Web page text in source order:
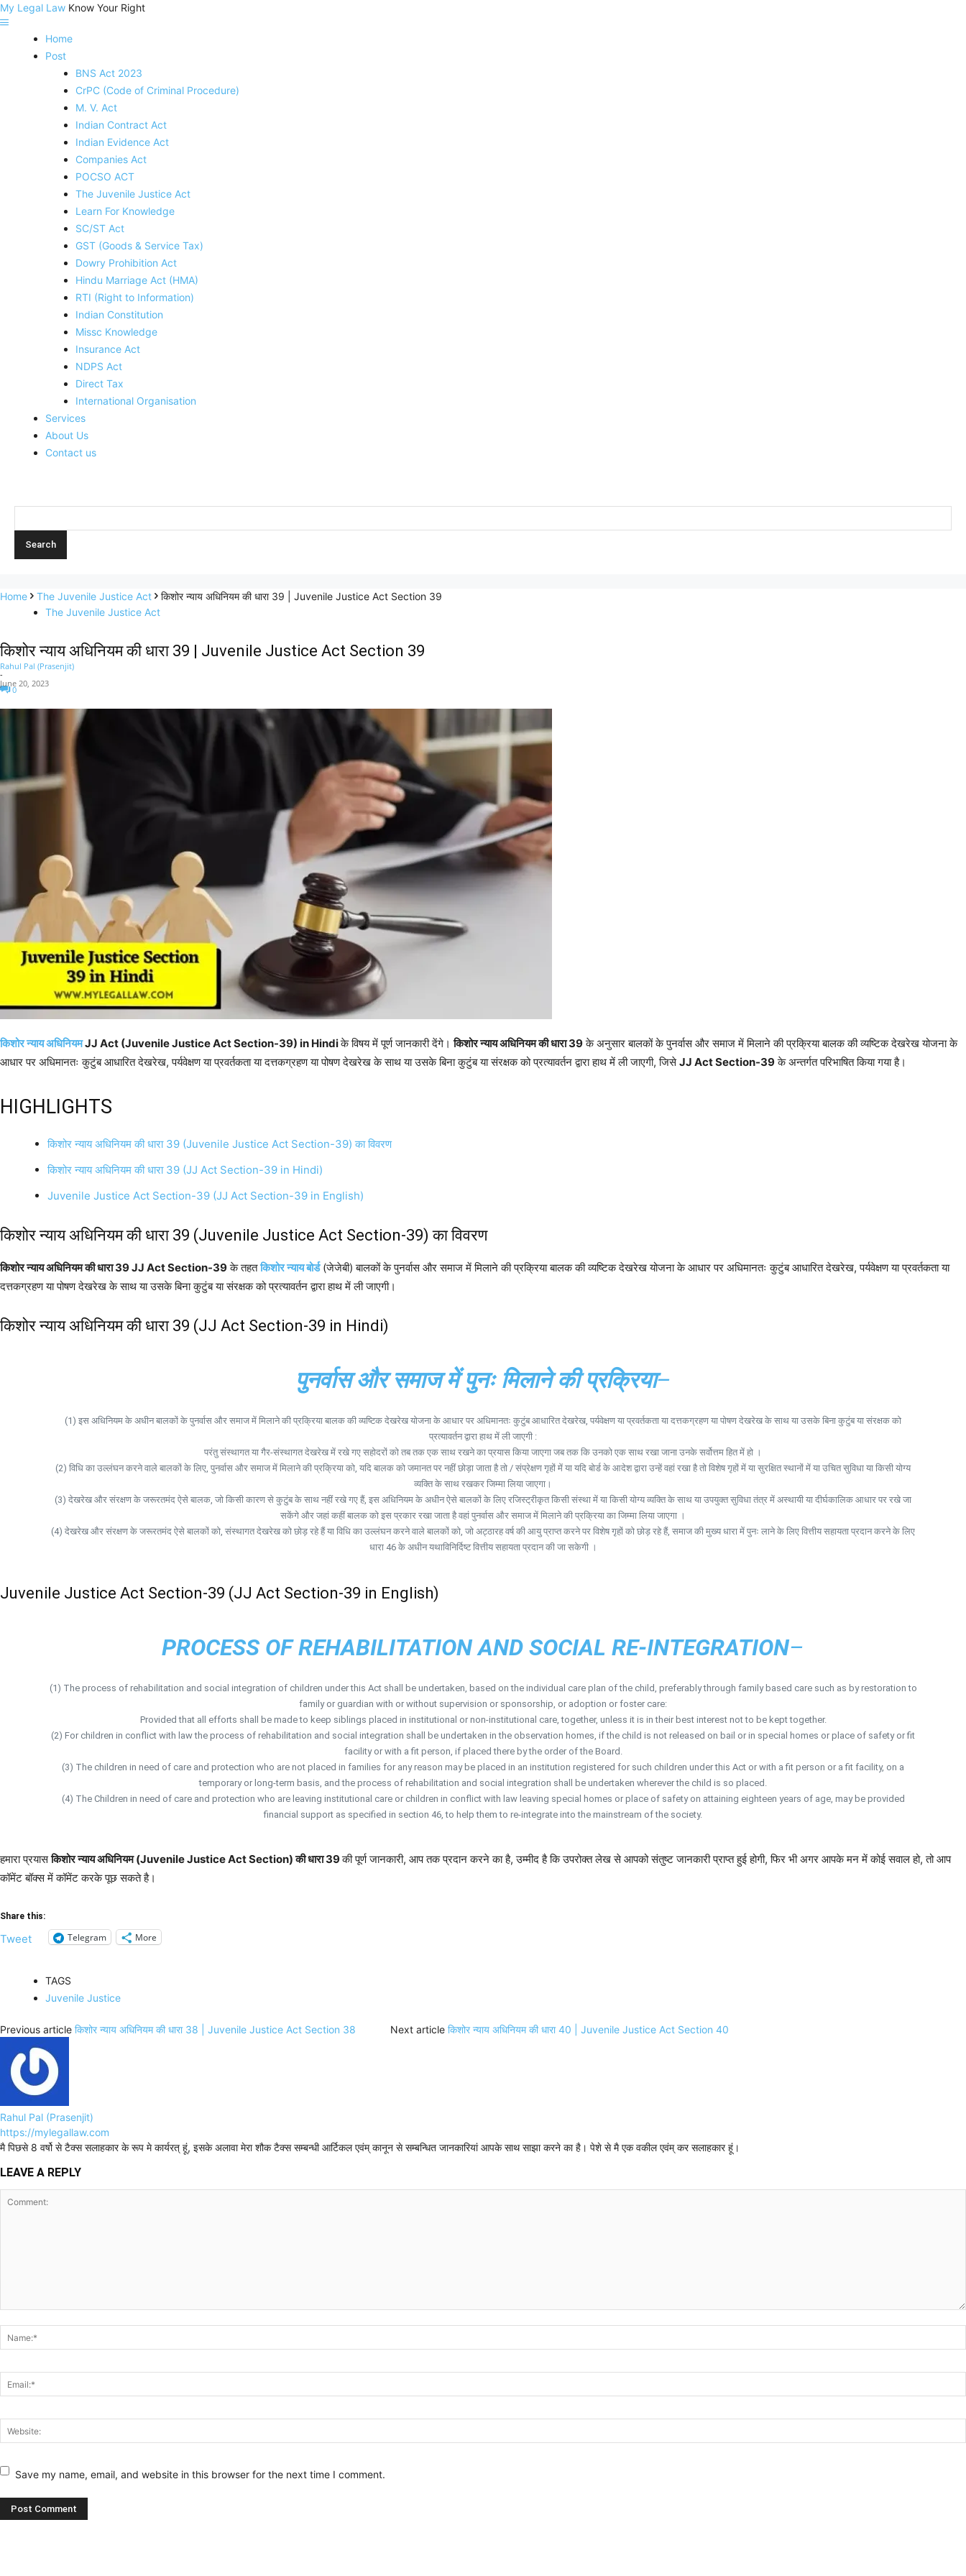
My Legal Law Know Your Right
Home
Post
BNS Act 2023
CrPC (Code of Criminal Procedure)
M. V. Act
Indian Contract Act
Indian Evidence Act
Companies Act
POCSO ACT
The Juvenile Justice Act
Learn For Knowledge
SC/ST Act
GST (Goods & Service Tax)
Dowry Prohibition Act
Hindu Marriage Act (HMA)
RTI (Right to Information)
Indian Constitution
Missc Knowledge
Insurance Act
NDPS Act
Direct Tax
International Organisation
Services
About Us
Contact us
Home The Juvenile Justice Act
किशोर न्याय अधिनियम की धारा 39 | Juvenile Justice Act Section 39
The Juvenile Justice Act
किशोर न्याय अधिनियम की धारा 39 | Juvenile Justice Act Section 39
Rahul Pal (Prasenjit)
-
June 20, 2023
0
किशोर न्याय अधिनियमJJ Act (Juvenile Justice Act Section-39) in Hindiके विषय में पूर्ण जानकारी देंगे।किशोर न्याय अधिनियम की धारा 39के अनुसार बालकों के पुनर्वास और समाज में मिलाने की प्रक्रिया बालक की व्यष्टिक देखरेख योजना के
आधार पर अधिमानतः कुटुंब आधारित देखरेख, पर्यवेक्षण या प्रवर्तकता या दत्तकग्रहण या पोषण देखरेख के साथ या उसके बिना कुटुंब या संरक्षक को प्रत्यावर्तन द्वारा हाथ में ली जाएगी, जिसेJJ Act Section-39के अन्तर्गत परिभाषित किया गया है।
HIGHLIGHTS
किशोर न्याय अधिनियम की धारा 39 (Juvenile Justice Act Section-39) का विवरण
किशोर न्याय अधिनियम की धारा 39 (JJ Act Section-39 in Hindi)
Juvenile Justice Act Section-39 (JJ Act Section-39 in English)
किशोर न्याय अधिनियम की धारा 39 (Juvenile Justice Act Section-39) का विवरण
किशोर न्याय अधिनियम की धारा 39 JJ Act Section-39के तहतकिशोर न्याय बोर्ड(जेजेबी) बालकों के पुनर्वास और समाज में मिलाने की प्रक्रिया बालक की व्यष्टिक देखरेख योजना के आधार पर अधिमानतः कुटुंब आधारित देखरेख, पर्यवेक्षण या प्रवर्तकता या
दत्तकग्रहण या पोषण देखरेख के साथ या उसके बिना कुटुंब या संरक्षक को प्रत्यावर्तन द्वारा हाथ में ली जाएगी।
किशोर न्याय अधिनियम की धारा 39 (JJ Act Section-39 in Hindi)
पुनर्वास और समाज में पुनः मिलाने की प्रक्रिया–
(1) इस अधिनियम के अधीन बालकों के पुनर्वास और समाज में मिलाने की प्रक्रिया बालक की व्यष्टिक देखरेख योजना के आधार पर अधिमानतः कुटुंब आधारित देखरेख, पर्यवेक्षण या प्रवर्तकता या दत्तकग्रहण या पोषण देखरेख के साथ या उसके बिना कुटुंब या संरक्षक को
प्रत्यावर्तन द्वारा हाथ में ली जाएगी :
परंतु संस्थागत या गैर-संस्थागत देखरेख में रखे गए सहोदरों को तब तक एक साथ रखने का प्रयास किया जाएगा जब तक कि उनको एक साथ रखा जाना उनके सर्वोत्तम हित में हो ।
(2) विधि का उल्लंघन करने वाले बालकों के लिए, पुनर्वास और समाज में मिलाने की प्रक्रिया को, यदि बालक को जमानत पर नहीं छोड़ा जाता है तो / संप्रेक्षण गृहों में या यदि बोर्ड के आदेश द्वारा उन्हें वहां रखा है तो विशेष गृहों में या सुरक्षित स्थानों में या उचित सुविधा या किसी योग्य
व्यक्ति के साथ रखकर जिम्मा लिया जाएगा।
(3) देखरेख और संरक्षण के जरूरतमंद ऐसे बालक, जो किसी कारण से कुटुंब के साथ नहीं रखे गए हैं, इस अधिनियम के अधीन ऐसे बालकों के लिए रजिस्ट्रीकृत किसी संस्था में या किसी योग्य व्यक्ति के साथ या उपयुक्त सुविधा तंत्र में अस्थायी या दीर्घकालिक आधार पर रखे जा
सकेंगे और जहां कहीं बालक को इस प्रकार रखा जाता है वहां पुनर्वास और समाज में मिलाने की प्रक्रिया का जिम्मा लिया जाएगा ।
(4) देखरेख और संरक्षण के जरूरतमंद ऐसे बालकों को, संस्थागत देखरेख को छोड़ रहे हैं या विधि का उल्लंघन करने वाले बालकों को, जो अट्ठारह वर्ष की आयु प्राप्त करने पर विशेष गृहों को छोड़ रहे हैं, समाज की मुख्य धारा में पुनः लाने के लिए वित्तीय सहायता प्रदान करने के लिए
धारा 46 के अधीन यथाविनिर्दिष्ट वित्तीय सहायता प्रदान की जा सकेगी ।
Juvenile Justice Act Section-39 (JJ Act Section-39 in English)
PROCESS OF REHABILITATION AND SOCIAL RE-INTEGRATION–
(1) The process of rehabilitation and social integration of children under this Act shall be undertaken, based on the individual care plan of the child, preferably through family based care such as by restoration to
family or guardian with or without supervision or sponsorship, or adoption or foster care:
Provided that all efforts shall be made to keep siblings placed in institutional or non-institutional care, together, unless it is in their best interest not to be kept together.
(2) For children in conflict with law the process of rehabilitation and social integration shall be undertaken in the observation homes, if the child is not released on bail or in special homes or place of safety or fit
facility or with a fit person, if placed there by the order of the Board.
(3) The children in need of care and protection who are not placed in families for any reason may be placed in an institution registered for such children under this Act or with a fit person or a fit facility, on a
temporary or long-term basis, and the process of rehabilitation and social integration shall be undertaken wherever the child is so placed.
(4) The Children in need of care and protection who are leaving institutional care or children in conflict with law leaving special homes or place of safety on attaining eighteen years of age, may be provided
financial support as specified in section 46, to help them to re-integrate into the mainstream of the society.
हमारा प्रयासकिशोर न्याय अधिनियम (Juvenile Justice Act Section) की धारा 39की पूर्ण जानकारी, आप तक प्रदान करने का है, उम्मीद है कि उपरोक्त लेख से आपको संतुष्ट जानकारी प्राप्त हुई होगी, फिर भी अगर आपके मन में कोई सवाल हो, तो आप
कॉमेंट बॉक्स में कॉमेंट करके पूछ सकते है।
Share this:
Tweet Telegram More
TAGS
Juvenile Justice
Previous article किशोर न्याय अधिनियम की धारा 38 | Juvenile Justice Act Section 38 Next article किशोर न्याय अधिनियम की धारा 40 | Juvenile Justice Act Section 40
Rahul Pal (Prasenjit)
https://mylegallaw.com
मै पिछसे 8 वर्षो से टैक्स सलाहकार के रूप मे कार्यरत् हूं, इसके अलावा मेरा शौक टैक्स सम्बन्धी आर्टिकल एवंम् कानून से सम्बन्धित जानकारियां आपके साथ साझा करने का है। पेशे से मै एक वकील एवंम् कर सलाहकार हूं।
LEAVE A REPLY
Save my name, email, and website in this browser for the next time I comment.